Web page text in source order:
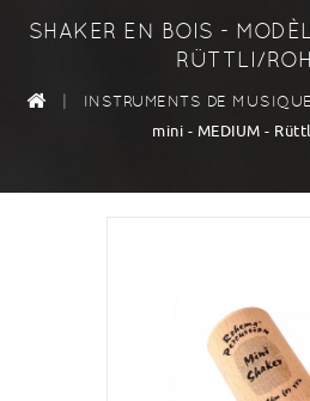
SHAKER EN BOIS -
RÜTTLI/
| INSTRUMENTS DE MUSIQUE
mini - MEDIUM -